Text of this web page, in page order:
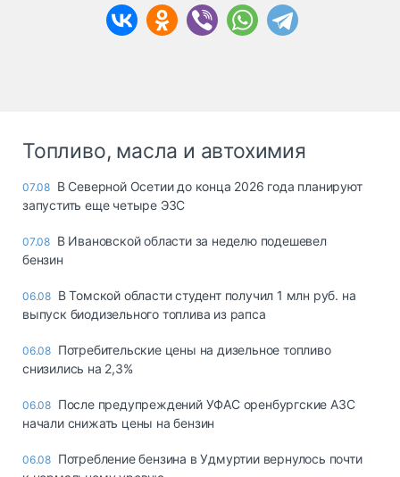
Топливо, масла и автохимия
07.08 В Северной Осетии до конца 2026 года планируют
запустить еще четыре ЭЗС
07.08 В Ивановской области за неделю подешевел
бензин
06.08 В Томской области студент получил 1 млн руб. на
выпуск биодизельного топлива из рапса
06.08 Потребительские цены на дизельное топливо
снизились на 2,3%
06.08 После предупреждений УФАС оренбургские АЗС
начали снижать цены на бензин
06.08 Потребление бензина в Удмуртии вернулось почти